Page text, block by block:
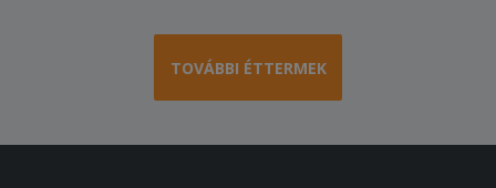
TOVÁBBI ÉTTERMEK